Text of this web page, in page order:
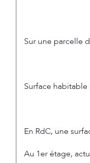
Sur une parcelle
Surface habitable
En RdC, une
Au 1er étage,